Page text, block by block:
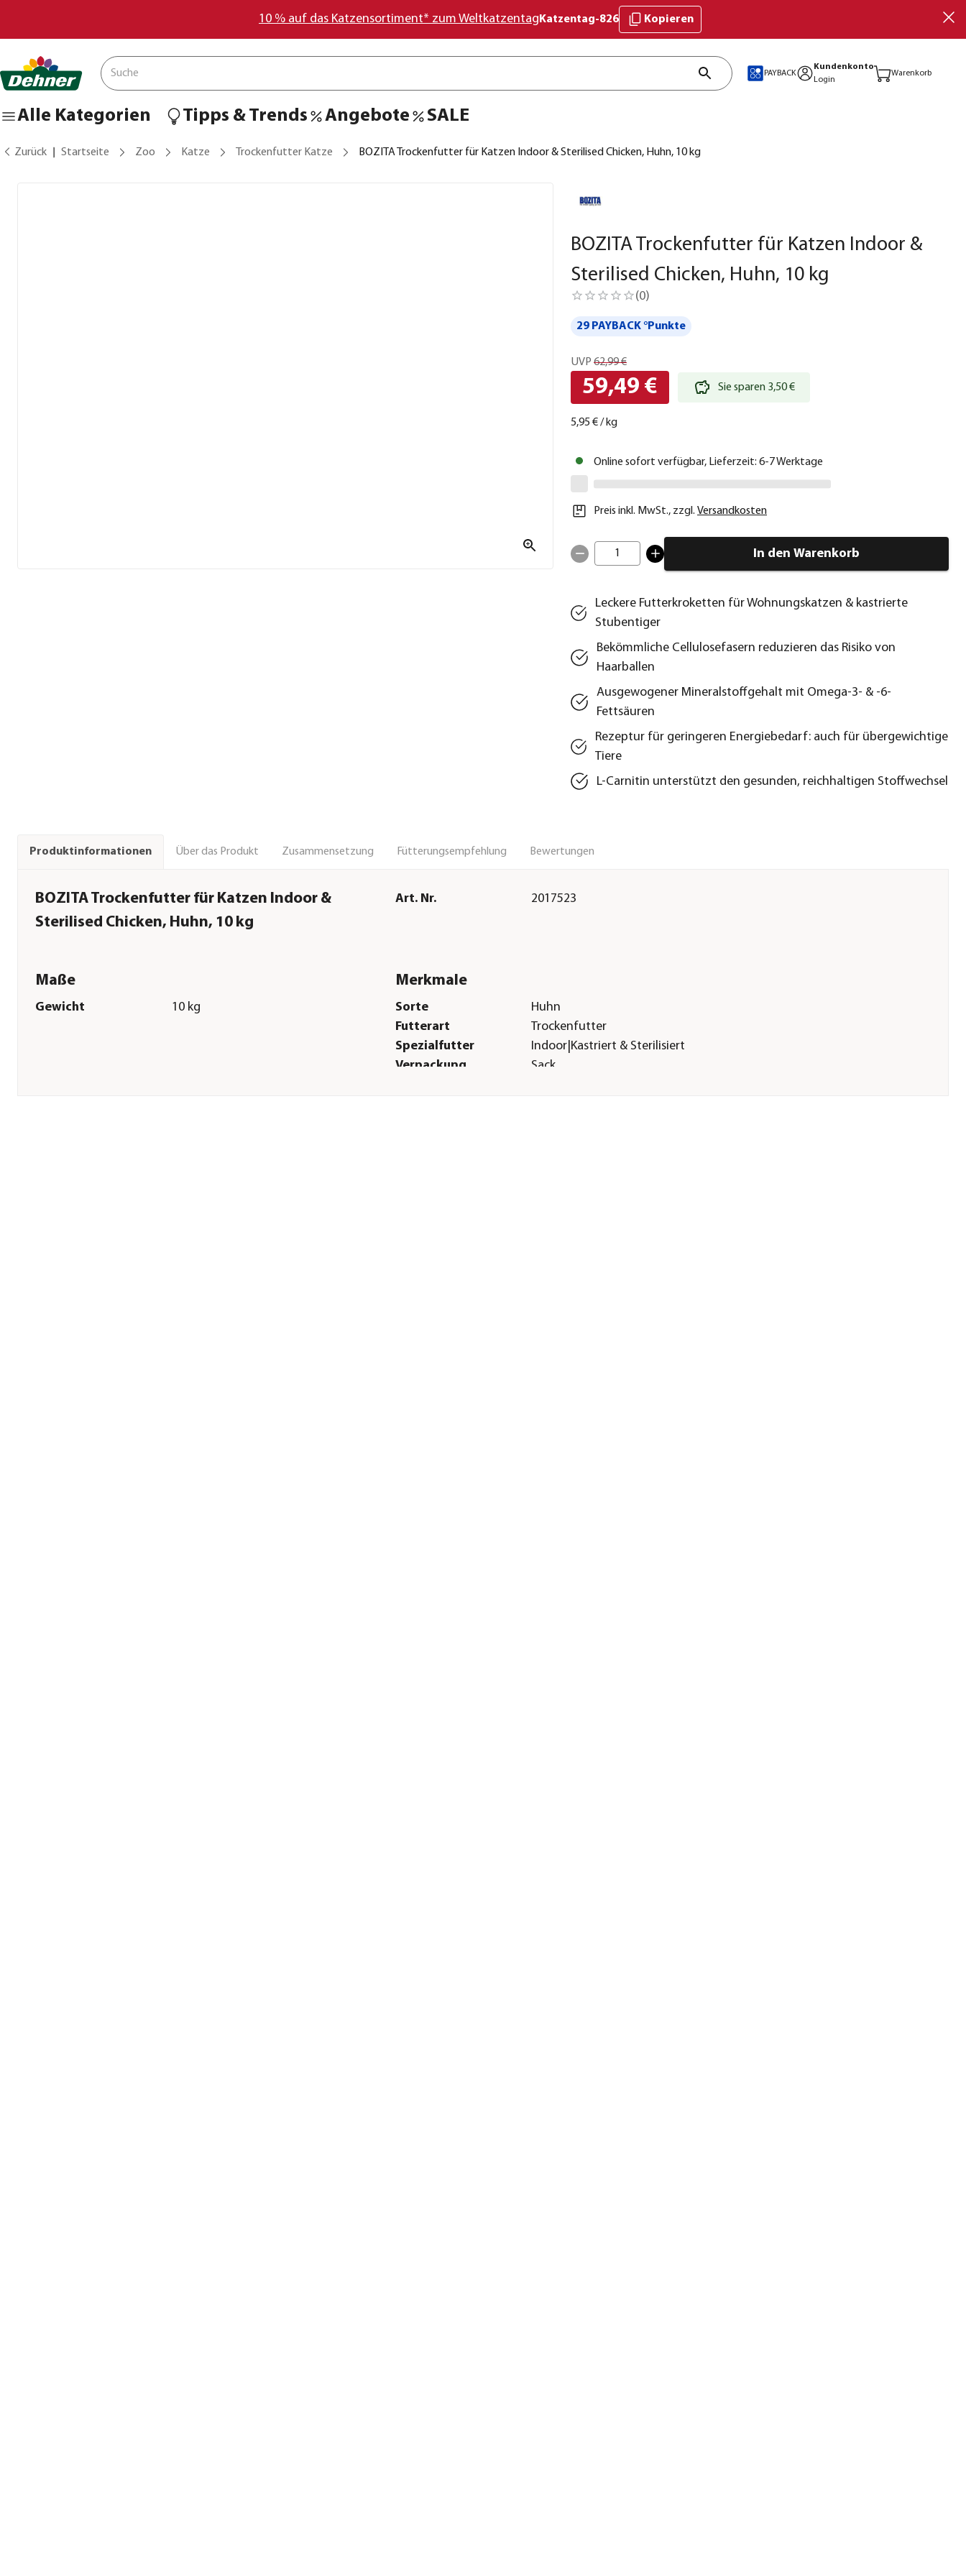
10 % auf das Katzensortiment* zum Weltkatzentag Katzentag-826 Kopieren
PAYBACK
Kundenkonto
Login
Warenkorb
Alle Kategorien Tipps & Trends Angebote SALE
Zurück Startseite Zoo Katze Trockenfutter Katze BOZITA Trockenfutter für Katzen Indoor & Sterilised Chicken, Huhn, 10 kg
BOZITA Trockenfutter für Katzen Indoor &
Sterilised Chicken, Huhn, 10 kg
(0)
29 PAYBACK °Punkte
UVP 62,99 €
59,49 € Sie sparen 3,50 €
5,95 €/ kg
Online sofort verfügbar, Lieferzeit: 6-7 Werktage
Preis inkl. MwSt., zzgl. Versandkosten
1 In den Warenkorb
Leckere Futterkroketten für Wohnungskatzen & kastrierte
Stubentiger
Bekömmliche Cellulosefasern reduzieren das Risiko von
Haarballen
Ausgewogener Mineralstoffgehalt mit Omega-3- & -6-
Fettsäuren
Rezeptur für geringeren Energiebedarf: auch für übergewichtige
Tiere
L-Carnitin unterstützt den gesunden, reichhaltigen Stoffwechsel
Produktinformationen Über das Produkt Zusammensetzung Fütterungsempfehlung Bewertungen
BOZITA Trockenfutter für Katzen Indoor &
Sterilised Chicken, Huhn, 10 kg
Art. Nr. 2017523
Maße
Gewicht 10 kg
Merkmale
Sorte
Huhn
Futterart
Trockenfutter
Spezialfutter
Indoor|Kastriert & Sterilisiert
Verpackung
Sack